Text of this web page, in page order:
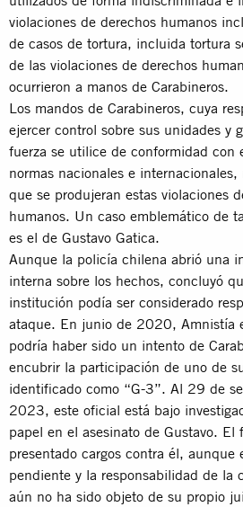
violaciones de derechos humanos
de casos de tortura, incluida tortura
de las violaciones de derechos
ocurrieron a manos de Carabineros.
Los mandos de Carabineros, cuya
ejercer control sobre sus unidades y
fuerza se utilice de conformidad con
normas nacionales e
que se produjeran estas violaciones
humanos. Un caso emblemático de
es el de Gustavo Gatica.
Aunque la policía chilena abrió una
interna sobre los hechos, concluyó
institución podía ser considerado
ataque. En junio de 2020, Amnistía
podría haber sido un intento de
encubrir la participación de uno de
identificado como “G-3”. Al 29 de
2023, este oficial está bajo
papel en el asesinato de Gustavo. El
presentado cargos contra él, aunque
pendiente y la responsabilidad de la
aún no ha sido objeto de su propio